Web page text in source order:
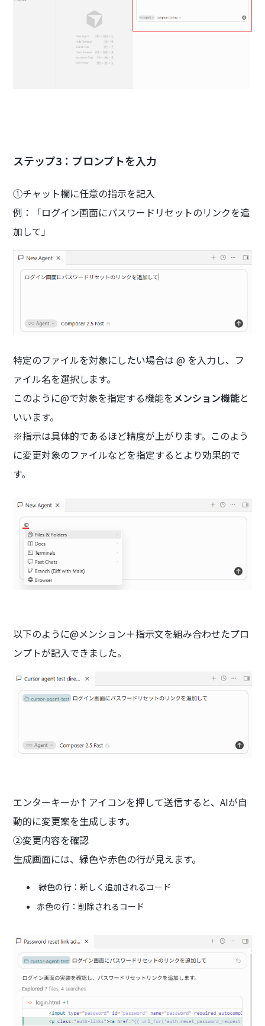
ステップ3：プロンプトを入力
①チャット欄に任意の指示を記入
例：「ログイン画面にパスワードリセットのリンクを追
加して」
特定のファイルを対象にしたい場合は @ を入力し、フ
ァイル名を選択します。
このように@で対象を指定する機能をメンション機能と
いいます。
※指示は具体的であるほど精度が上がります。このよう
に変更対象のファイルなどを指定するとより効果的で
す。
以下のように@メンション＋指示文を組み合わせたプロ
ンプトが記入できました。
エンターキーか↑アイコンを押して送信すると、AIが自
動的に変更案を生成します。
②変更内容を確認
生成画面には、緑色や赤色の行が見えます。
緑色の行：新しく追加されるコード
赤色の行：削除されるコード